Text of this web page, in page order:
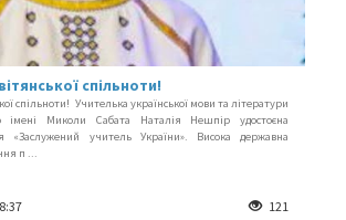
спільноти!
спільноти! Учителька української мови та літератури
імені Миколи Сабата Наталія Нешпір удостоєна
«Заслужений учитель України». Висока державна
п ...
121